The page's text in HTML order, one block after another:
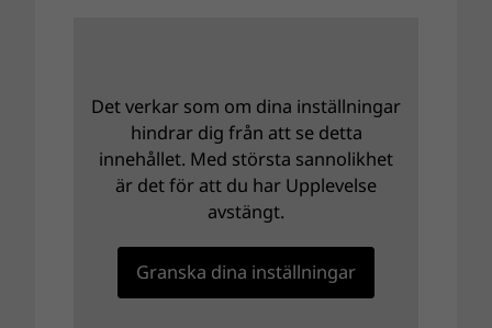
Det verkar som om dina inställningar
hindrar dig från att se detta
innehållet. Med största sannolikhet
är det för att du har Upplevelse
avstängt.
Granska dina inställningar